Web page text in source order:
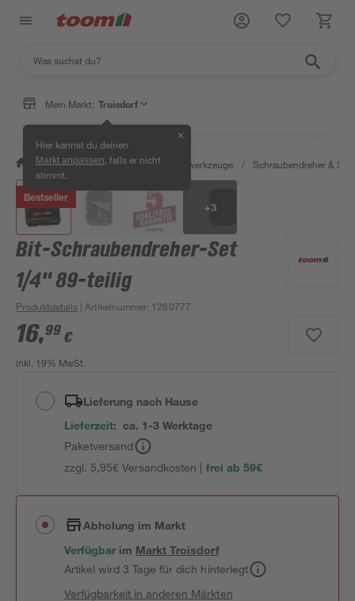
Mein Markt: Troisdorf
Hier kannst du deinen
Markt anpassen , falls er nicht
stimmt.
✕
/ Werkstatt & Maschinen / Handwerkzeuge / Schraubendreher &
Bestseller
+3
Bit-Schraubendreher-Set
1/4" 89-teilig
Produktdetails | Artikelnummer: 1260777
16,99 €
inkl. 19% MwSt.
Lieferung nach Hause
Lieferzeit: ca. 1-3 Werktage
Paketversand
zzgl. 5,95€ Versandkosten | frei ab 59€
Abholung im Markt
Verfügbar im MarktTroisdorf
Artikel wird 3 Tage für dich hinterlegt
Verfügbarkeit in anderen Märkten